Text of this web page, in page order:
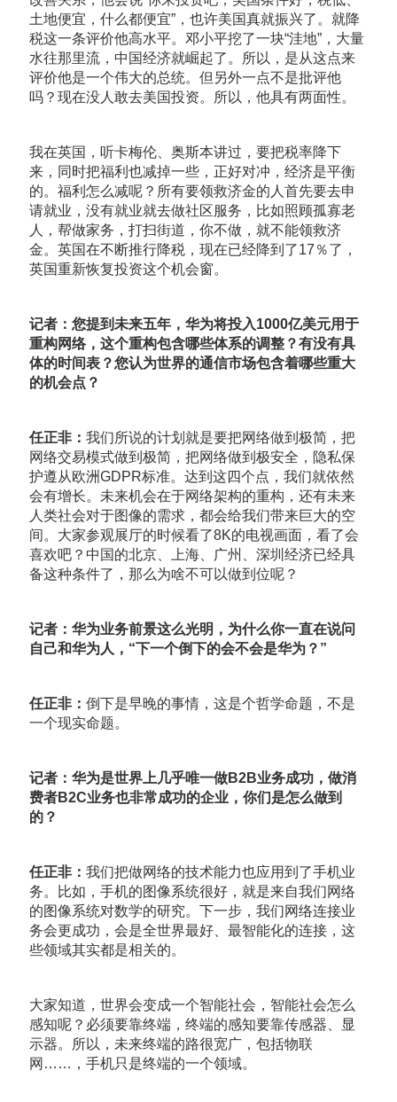
土地便宜，什么都便宜”，也许美国真就振兴了。就降
税这一条评价他高水平。邓小平挖了一块“洼地”，大量
水往那里流，中国经济就崛起了。所以，是从这点来
评价他是一个伟大的总统。但另外一点不是批评他
吗？现在没人敢去美国投资。所以，他具有两面性。
我在英国，听卡梅伦、奥斯本讲过，要把税率降下
来，同时把福利也减掉一些，正好对冲，经济是平衡
的。福利怎么减呢？所有要领救济金的人首先要去申
请就业，没有就业就去做社区服务，比如照顾孤寡老
人，帮做家务，打扫街道，你不做，就不能领救济
金。英国在不断推行降税，现在已经降到了17％了，
英国重新恢复投资这个机会窗。
记者：您提到未来五年，华为将投入1000亿美元用于
重构网络，这个重构包含哪些体系的调整？有没有具
体的时间表？您认为世界的通信市场包含着哪些重大
的机会点？
任正非： 我们所说的计划就是要把网络做到极简，把
网络交易模式做到极简，把网络做到极安全，隐私保
护遵从欧洲GDPR标准。达到这四个点，我们就依然
会有增长。未来机会在于网络架构的重构，还有未来
人类社会对于图像的需求，都会给我们带来巨大的空
间。大家参观展厅的时候看了8K的电视画面，看了会
喜欢吧？中国的北京、上海、广州、深圳经济已经具
备这种条件了，那么为啥不可以做到位呢？
记者：华为业务前景这么光明，为什么你一直在说问
自己和华为人，“下一个倒下的会不会是华为？”
任正非： 倒下是早晚的事情，这是个哲学命题，不是
一个现实命题。
记者：华为是世界上几乎唯一做B2B业务成功，做消
费者B2C业务也非常成功的企业，你们是怎么做到
的？
任正非： 我们把做网络的技术能力也应用到了手机业
务。比如，手机的图像系统很好，就是来自我们网络
的图像系统对数学的研究。下一步，我们网络连接业
务会更成功，会是全世界最好、最智能化的连接，这
些领域其实都是相关的。
大家知道，世界会变成一个智能社会，智能社会怎么
感知呢？必须要靠终端，终端的感知要靠传感器、显
示器。所以，未来终端的路很宽广，包括物联
网……，手机只是终端的一个领域。